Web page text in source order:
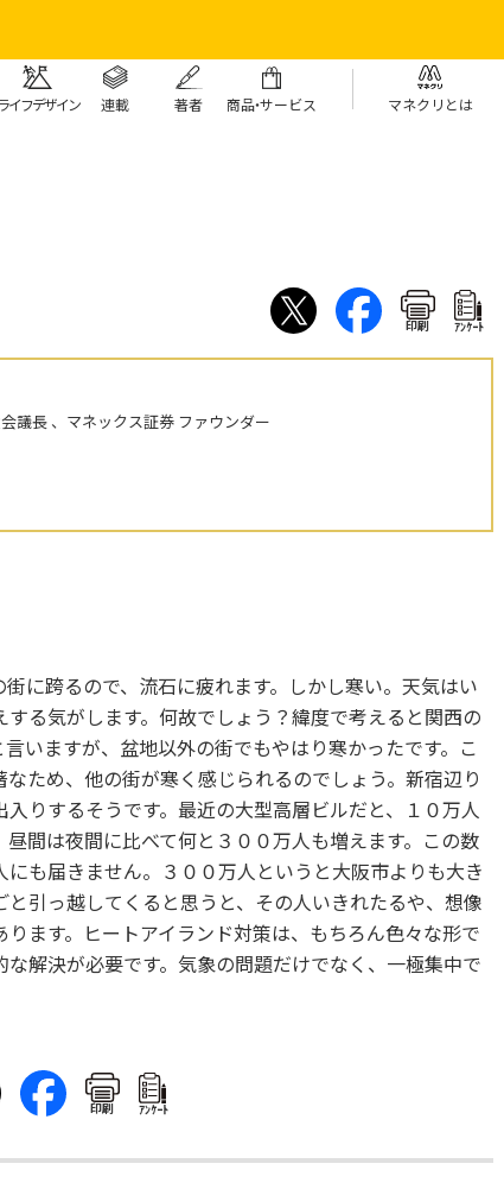
ライフデザイン 連載 著者 商品・サービス マネクリとは
印刷 ｱﾝｹｰﾄ
議長 、マネックス証券 ファウンダー
に跨るので、流石に疲れます。しかし寒い。天気はい
る気がします。何故でしょう？緯度で考えると関西の
いますが、盆地以外の街でもやはり寒かったです。こ
ため、他の街が寒く感じられるのでしょう。新宿辺り
りするそうです。最近の大型高層ビルだと、１０万人
間は夜間に比べて何と３００万人も増えます。この数
も届きません。３００万人というと大阪市よりも大き
引っ越してくると思うと、その人いきれたるや、想像
ます。ヒートアイランド対策は、もちろん色々な形で
解決が必要です。気象の問題だけでなく、一極集中で
印刷 ｱﾝｹｰﾄ